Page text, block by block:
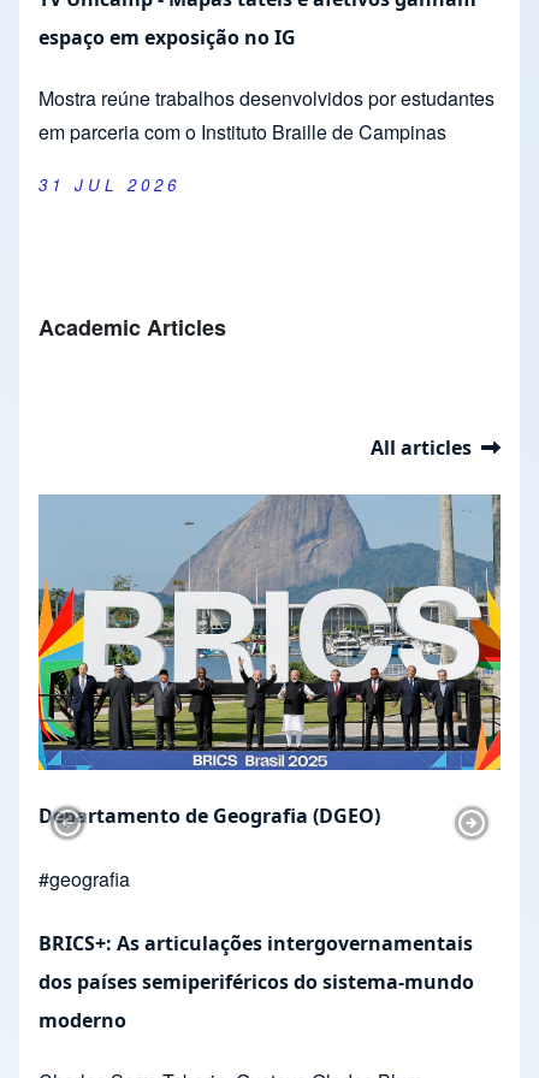
espaço em exposição no IG
Mostra reúne trabalhos desenvolvidos por estudantes
em parceria com o Instituto Braille de Campinas
31 JUL 2026
Academic Articles
All articles
Departamento de Geografia (DGEO)
#geografia
BRICS+: As articulações intergovernamentais
dos países semiperiféricos do sistema-mundo
moderno
Previous Slide Next